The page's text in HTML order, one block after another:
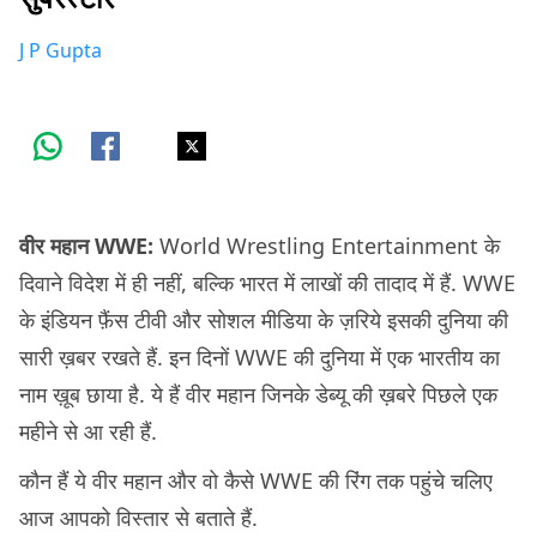
J P Gupta
वीर महान WWE: World Wrestling Entertainment के
दिवाने विदेश में ही नहीं, बल्कि भारत में लाखों की तादाद में हैं. WWE
के इंडियन फ़ैंस टीवी और सोशल मीडिया के ज़रिये इसकी दुनिया की
सारी ख़बर रखते हैं. इन दिनों WWE की दुनिया में एक भारतीय का
नाम ख़ूब छाया है. ये हैं वीर महान जिनके डेब्यू की ख़बरे पिछले एक
महीने से आ रही हैं.
कौन हैं ये वीर महान और वो कैसे WWE की रिंग तक पहुंचे चलिए
आज आपको विस्तार से बताते हैं.